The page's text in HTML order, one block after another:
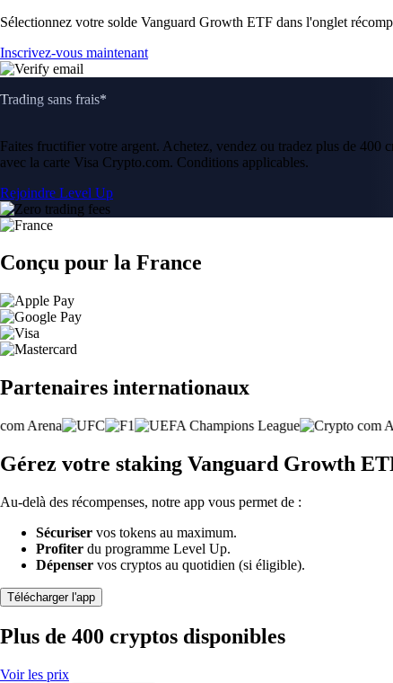
Sélectionnez votre solde Vanguard Growth ETF dans l'onglet
Inscrivez-vous maintenant
Trading sans frais*
Faites fructifier votre argent. Achetez, vendez ou tradez plus de
avec la carte Visa Crypto.com. Conditions applicables.
Rejoindre Level Up
Conçu pour la France
Partenaires internationaux
Gérez votre staking Vanguard Growth
Au-delà des récompenses, notre app vous permet de :
Sécuriser vos tokens au maximum.
Profiter du programme Level Up.
Dépenser vos cryptos au quotidien (si éligible).
Télécharger l'app
Plus de 400 cryptos disponibles
Voir les prix